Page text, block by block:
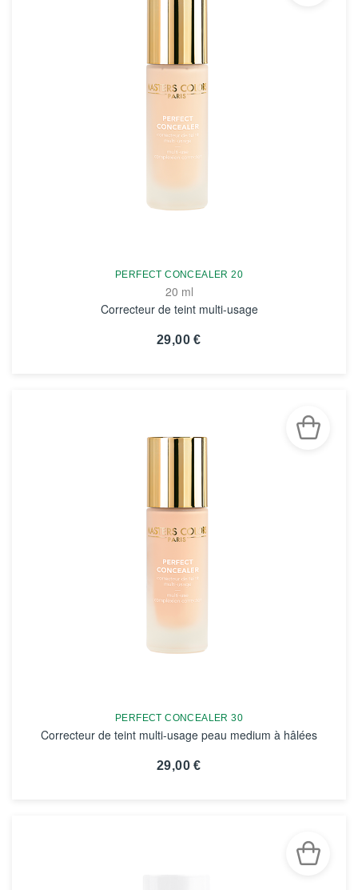
PERFECT CONCEALER 20
20 ml
Correcteur de teint multi-usage
29,00 €
PERFECT CONCEALER 30
Correcteur de teint multi-usage peau medium à hâlées
29,00 €